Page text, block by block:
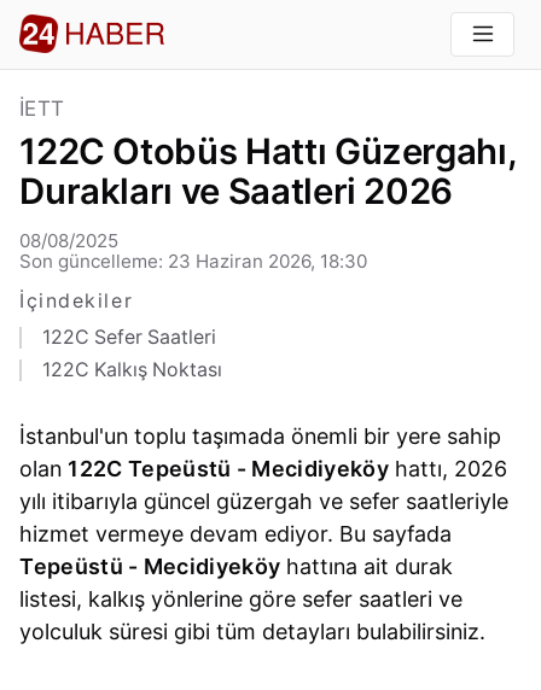
İETT
122C Otobüs Hattı Güzergahı,
Durakları ve Saatleri 2026
08/08/2025
Son güncelleme: 23 Haziran 2026, 18:30
İçindekiler
122C Sefer Saatleri
122C Kalkış Noktası
İstanbul'un toplu taşımada önemli bir yere sahip
olan 122C Tepeüstü - Mecidiyeköy hattı, 2026
yılı itibarıyla güncel güzergah ve sefer saatleriyle
hizmet vermeye devam ediyor. Bu sayfada
Tepeüstü - Mecidiyeköy hattına ait durak
listesi, kalkış yönlerine göre sefer saatleri ve
yolculuk süresi gibi tüm detayları bulabilirsiniz.